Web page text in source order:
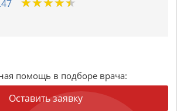
помощь в подборе врача:
Оставить заявку